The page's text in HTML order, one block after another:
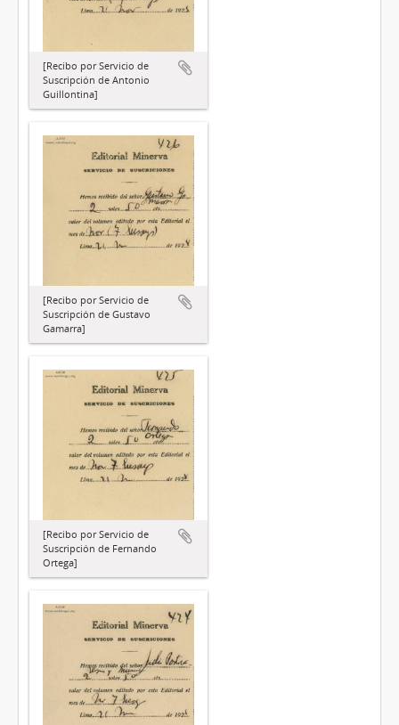
[Recibo por Servicio de
Suscripción de Antonio
Guillontina]
[Recibo por Servicio de
Suscripción de Gustavo
Gamarra]
[Recibo por Servicio de
Suscripción de Fernando
Ortega]